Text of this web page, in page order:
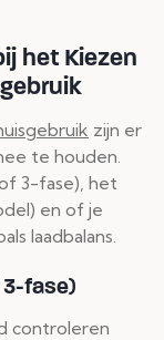
het Kiezen
zijn er
te houden.
3-fase), het
en of je
laadbalans.
fase)
controleren